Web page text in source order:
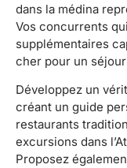
dans la médina
Vos concurrents
supplémentaires
cher pour un
Développez un
créant un guide
restaurants
excursions dans
Proposez